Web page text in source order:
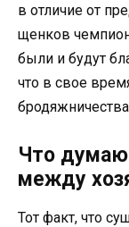
в отличие от
щенков
были и будут
что в свое
Что
между
Тот факт, что